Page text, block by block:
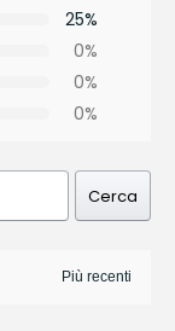
25%
0%
0%
0%
Cerca